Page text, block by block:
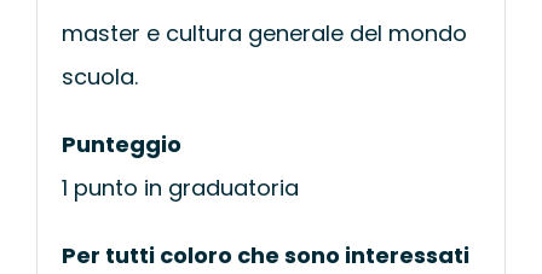
master e cultura generale del mondo
scuola.
Punteggio
1 punto in graduatoria
Per tutti coloro che sono interessati